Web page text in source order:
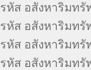
รหัส อสังหาริมทรั
รหัส อสังหาริมทรั
รหัส อสังหาริมทรั
รหัส อสังหาริมทรั